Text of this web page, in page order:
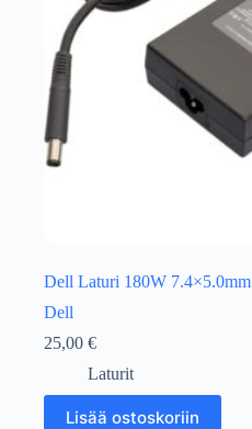
Dell Laturi 180W 7.4×5.0mm
Dell
25,00 €
Laturit
Lisää ostoskoriin